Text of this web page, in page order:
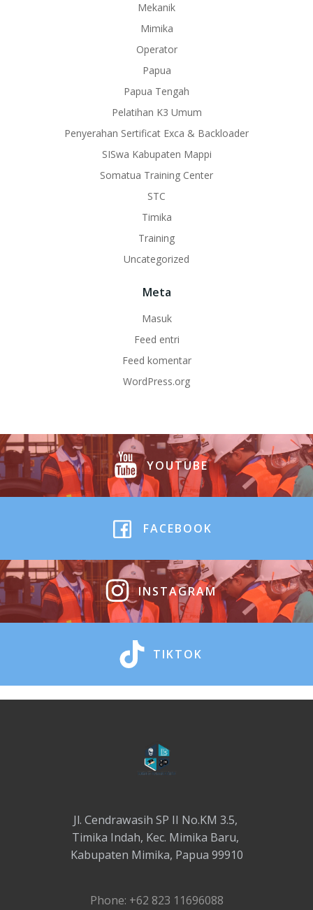
Mekanik
Mimika
Operator
Papua
Papua Tengah
Pelatihan K3 Umum
Penyerahan Sertificat Exca & Backloader
SISwa Kabupaten Mappi
Somatua Training Center
STC
Timika
Training
Uncategorized
Meta
Masuk
Feed entri
Feed komentar
WordPress.org
YOUTUBE
FACEBOOK
INSTAGRAM
TIKTOK
Jl. Cendrawasih SP II No.KM 3.5,
Timika Indah, Kec. Mimika Baru,
Kabupaten Mimika, Papua 99910
Phone: +62 823 11696088